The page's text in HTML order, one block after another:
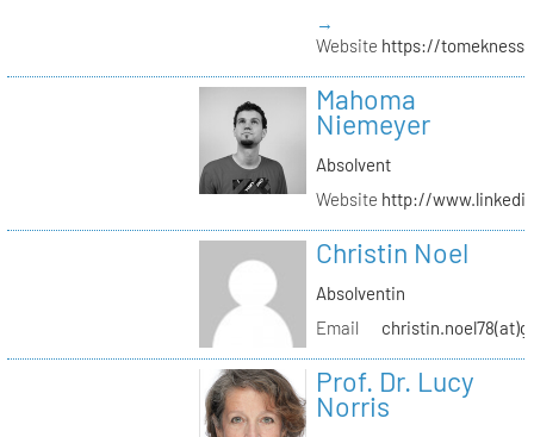
→
Website https://
Mahoma
Niemeyer
Absolvent
Website http://
Christin Noel
Absolventin
Email
Prof. Dr. Lucy
Norris